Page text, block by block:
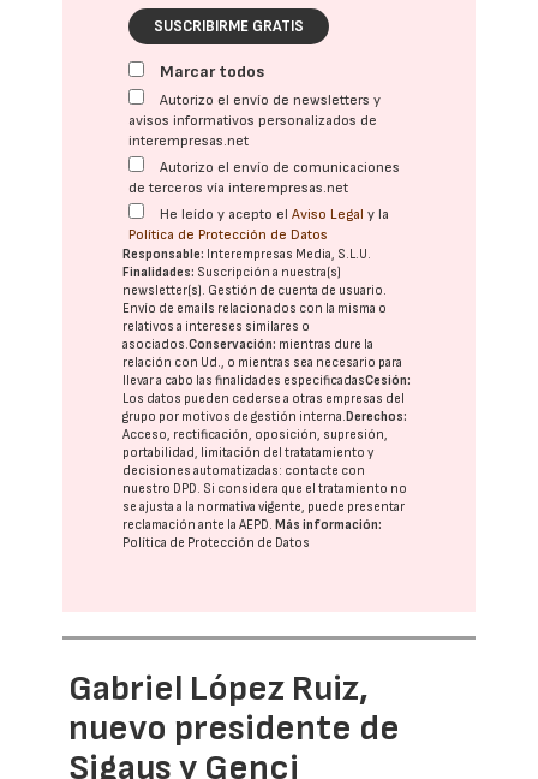
SUSCRIBIRME GRATIS
Marcar todos
Autorizo el envío de newsletters y
avisos informativos personalizados de
interempresas.net
Autorizo el envío de comunicaciones
de terceros vía interempresas.net
He leído y acepto elAviso Legal y la
Política de Protección de Datos
Responsable: Interempresas Media, S.L.U.
Finalidades: Suscripción a nuestra(s)
newsletter(s). Gestión de cuenta de usuario.
Envío de emails relacionados con la misma o
relativos a intereses similares o
asociados.Conservación: mientras dure la
relación con Ud., o mientras sea necesario para
llevar a cabo las finalidades especificadasCesión:
Los datos pueden cederse a otras empresas del
grupo por motivos de gestión interna. Derechos:
Acceso, rectificación, oposición, supresión,
portabilidad, limitación del tratatamiento y
decisiones automatizadas: contacte con
nuestro DPD. Si considera que el tratamiento no
se ajusta a la normativa vigente, puede presentar
reclamación ante laAEPD. Más información:
Política de Protección de Datos
Gabriel López Ruiz,
nuevo presidente de
Sigaus y Genci